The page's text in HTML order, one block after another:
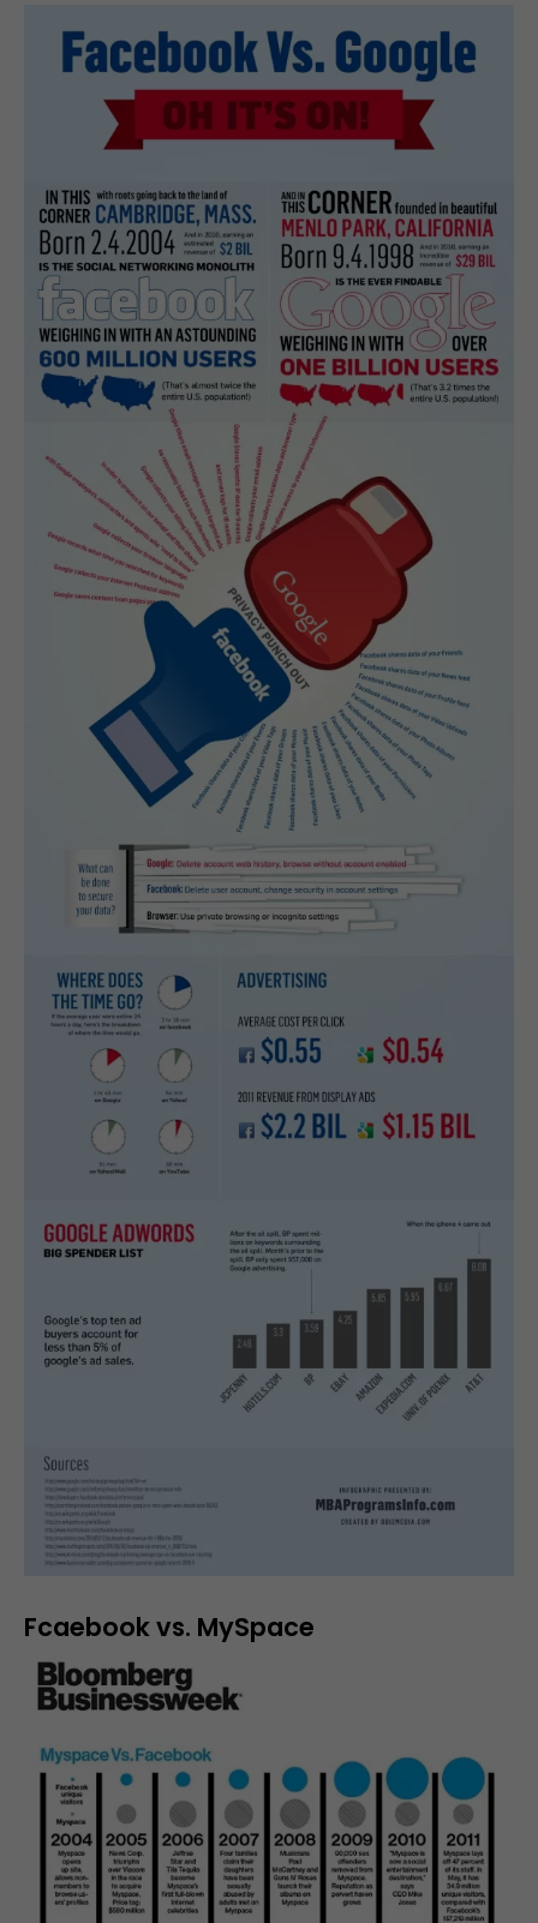
Fcaebook vs. MySpace